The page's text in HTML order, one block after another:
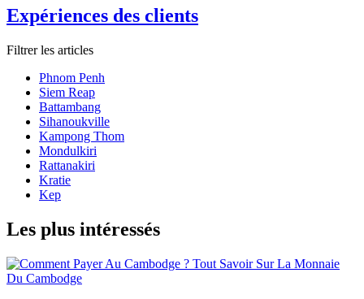
Expériences des clients
Filtrer les articles
Phnom Penh
Siem Reap
Battambang
Sihanoukville
Kampong Thom
Mondulkiri
Rattanakiri
Kratie
Kep
Les plus intéressés